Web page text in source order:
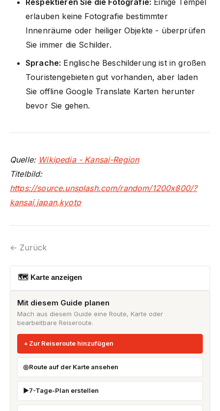
erlauben keine Fotografie bestimmter
Innenräume oder heiliger Objekte - überprüfen
Sie immer die Schilder.
Sprache: Englische Beschilderung ist in großen
Touristengebieten gut vorhanden, aber laden
Sie offline Google Translate Karten herunter
bevor Sie gehen.
Quelle: Wikipedia - Kansai-Region
Titelbild:
https://source.unsplash.com/random/1200x800/?
kansai,japan,kyoto
← Zurück
🗺 Karte anzeigen
Mit diesem Guide planen
Mach aus diesem Guide eine Route, Karte oder
bearbeitbare Reiseroute.
Zur Reiseroute hinzufügen
Route auf der Karte ansehen
7-Tage-Plan erstellen